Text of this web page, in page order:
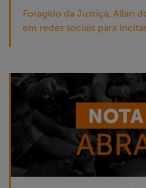
Foragido da Justiça, Allan
em redes sociais para